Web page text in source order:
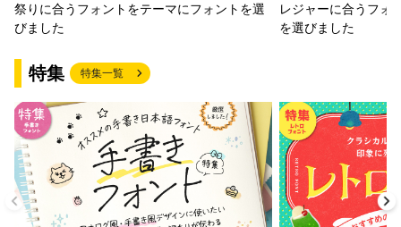
祭りに合うフォントをテーマにフォントを選
びました
レジャーに合うフォ
を選びました
特集 特集一覧